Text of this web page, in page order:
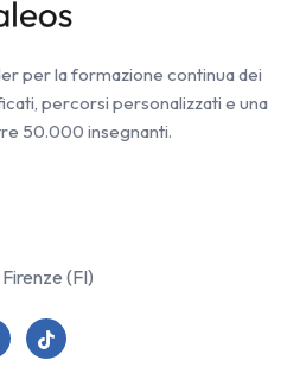
per la formazione continua dei
percorsi personalizzati e una
50.000 insegnanti.
(FI)